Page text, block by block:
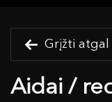
Grįžti atgal
Aidai /